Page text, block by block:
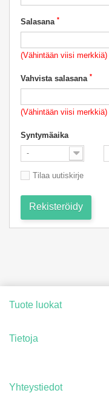
Salasana *
(Vähintään viisi merkkiä)
Vahvista salasana *
(Vähintään viisi merkkiä)
Syntymäaika
-
Tilaa uutiskirje
Rekisteröidy
Tuote luokat
Tietoja
Yhteystiedot